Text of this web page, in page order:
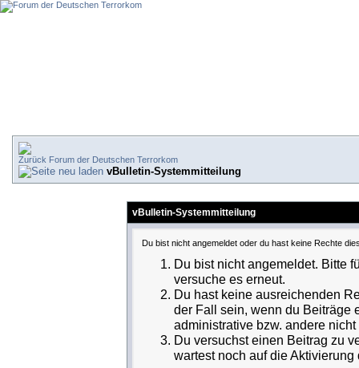
Forum der Deutschen Terrorkom
vBulletin-Systemmitteilung
vBulletin-Systemmitteilung
Du bist nicht angemeldet oder du hast keine Rechte
Du bist nicht angemeldet. Bitte
versuche es erneut.
Du hast keine ausreichenden
der Fall sein, wenn du Beiträge
administrative bzw. andere
Du versuchst einen Beitrag zu
wartest noch auf die